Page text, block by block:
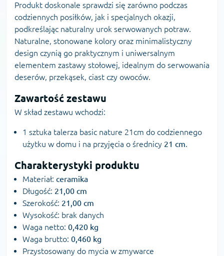
Produkt doskonale sprawdzi się zarówno podczas
codziennych posiłków, jak i specjalnych okazji,
podkreślając naturalny urok serwowanych potraw.
Naturalne, stonowane kolory oraz minimalistyczny
design czynią go praktycznym i uniwersalnym
elementem zastawy stołowej, idealnym do serwowania
deserów, przekąsek, ciast czy owoców.
Zawartość zestawu
W skład zestawu wchodzi:
1 sztuka talerza basic nature 21cm do codziennego
użytku w domu i na przyjęcia o średnicy 21 cm.
Charakterystyki produktu
Materiał: ceramika
Długość: 21,00 cm
Szerokość: 21,00 cm
Wysokość: brak danych
Waga netto: 0,420 kg
Waga brutto: 0,460 kg
Przystosowany do mycia w zmywarce